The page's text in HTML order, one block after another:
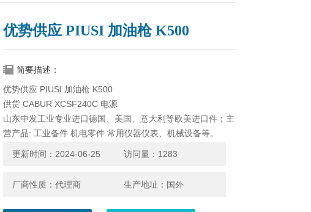
优势供应 PIUSI 加油枪 K500
简要描述：
优势供应 PIUSI 加油枪 K500
供货 CABUR XCSF240C 电源
山东中发工业专业进口德国、美国、意大利等欧美进口件；主
营产品: 工业备件 机电零件 常用仪器仪表、机械设备等。
更新时间：2024-06-25 访问量：1283
厂商性质：代理商 生产地址：国外